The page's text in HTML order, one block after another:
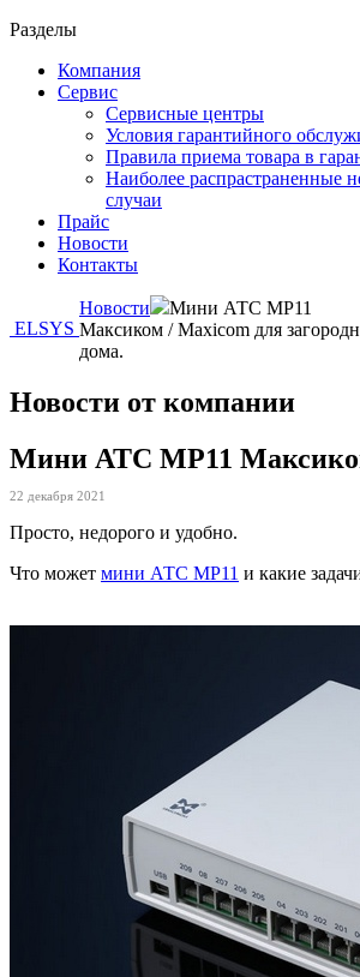
Разделы
Компания
Сервис
Сервисные центры
Условия гарантийного
Правила приема товара в
Наиболее распрастраненные
случаи
Прайс
Новости
Контакты
ELSYS
Новости
Мини АТС MP11
Максиком / Maxicom для
дома.
Новости от компании
Мини АТС MP11
22 декабря 2021
Просто, недорого и удобно.
Что может мини АТС MP11 и какие